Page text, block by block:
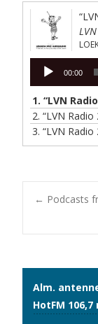
Lydafspiller
00:00
1. “LVN
2. “LVN
3. “LVN
← Podcasts
Alm.
HotFM